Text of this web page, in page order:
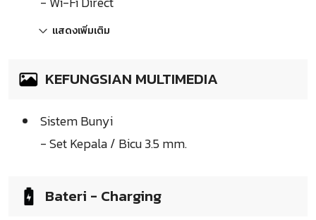
แสดงเพิ่มเติม
KEFUNGSIAN MULTIMEDIA
Sistem Bunyi
- Set Kepala / Bicu 3.5 mm.
Bateri - Charging